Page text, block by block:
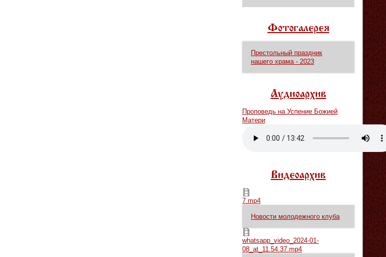
Фотогалерея
Престольный праздник
нашего храма - 2023
Аудиоархив
Проповедь на Успение Божией
Матери
Видеоархив
7.mp4
7.mp4
Новости молодежного клуба
whatsapp_video_2024-01-08_at_11.54.37.mp4
whatsapp_video_2024-01-
08_at_11.54.37.mp4